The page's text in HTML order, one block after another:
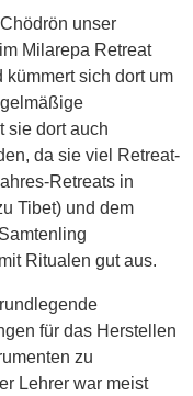
unser
Milarepa Retreat
sich dort um
sie dort auch
da sie viel Retreat-
Retreats in
Tibet) und dem
Ritualen gut aus.
für das Herstellen
zu
Lehrer war meist